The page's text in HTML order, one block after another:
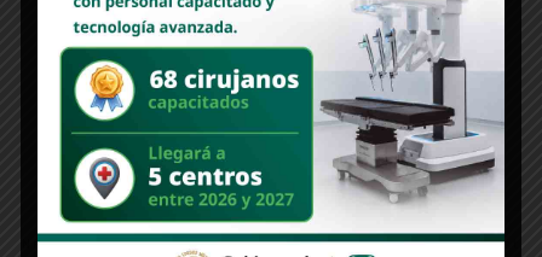
Alcalde ‘Beto’ Vázquez entrega brazaletes
antiburón a buzos de Las Bocas, Agiabampo y
Yavaros
Newer Post Older Post